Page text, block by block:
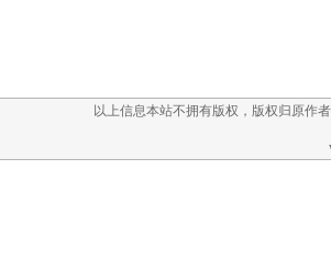
以上信息本站不拥有版权，版权归原作